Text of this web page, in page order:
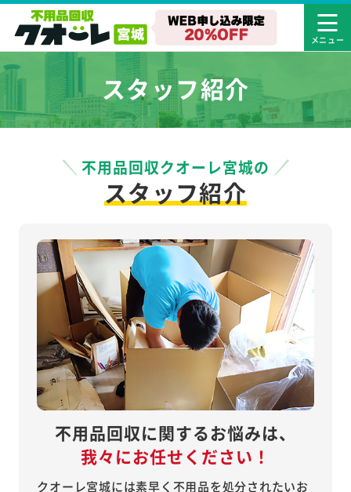
スタッフ紹介
不用品回収クオーレ宮城の
スタッフ紹介
不用品回収に関するお悩みは、
我々にお任せください！
クオーレ宮城には素早く不用品を処分されたいお